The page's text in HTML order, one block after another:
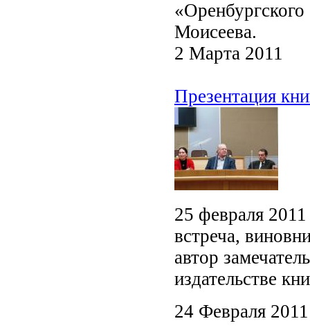
Моисеева.
2 Марта 2011
Презентация
25 февраля
встреча,
автор
издательстве
24 Февраля 2011